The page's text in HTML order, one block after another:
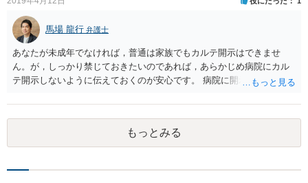
馬場 龍行 弁護士
あなたが未成年でなければ，普通は家族でもカルテ開示はできませ
ん。が，しっかり禁じておきたいのであれば，あらかじめ病院にカル
テ開示しないように伝えておくのが安心です。 病院に開示しないよう
可能性は低いのでコストパフォーマンスとしてはどうかなという感じ
がします。
もっとみる